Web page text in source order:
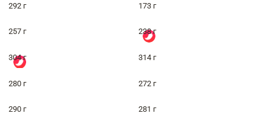
292 г 173 г
257 г 238 г
304 г 314 г
280 г 272 г
290 г 281 г